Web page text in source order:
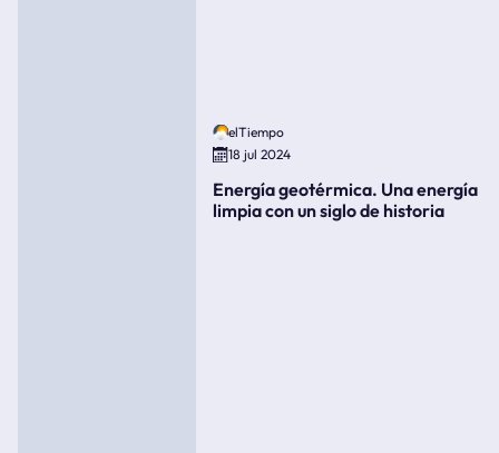
elTiempo
18 jul 2024
Energía geotérmica. Una energía
limpia con un siglo de historia